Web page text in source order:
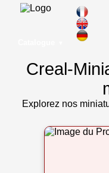
Creal-
Explorez nos